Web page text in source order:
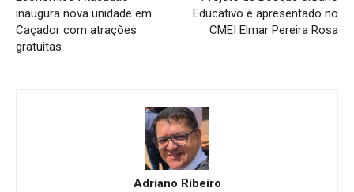
inaugura nova unidade em
Caçador com atrações
gratuitas
Educativo é apresentado no
CMEI Elmar Pereira Rosa
Adriano Ribeiro